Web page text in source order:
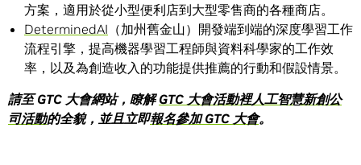
方案，適用於從小型便利店到大型零售商的各種商店。
DeterminedAI （加州舊金山）開發端到端的深度學習工作
流程引擎，提高機器學習工程師與資料科學家的工作效
率，以及為創造收入的功能提供推薦的行動和假設情景。
請至GTC 大會網站，瞭解 GTC 大會活動裡人工智慧新創公
司活動的全貌，並且立即報名參加GTC 大會。